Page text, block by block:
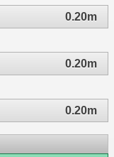
0.20m
0.20m
0.20m